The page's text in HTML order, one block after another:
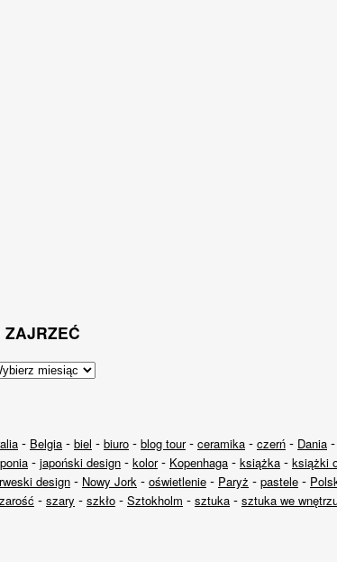
ZAJRZEĆ
- Belgia - biel - biuro - blog tour- ceramika - czerń - Dania -
- japoński design - kolor- Kopenhaga - książka - książki
design - Nowy Jork - oświetlenie - Paryż - pastele -
- szary - szkło - Sztokholm - sztuka - sztuka we